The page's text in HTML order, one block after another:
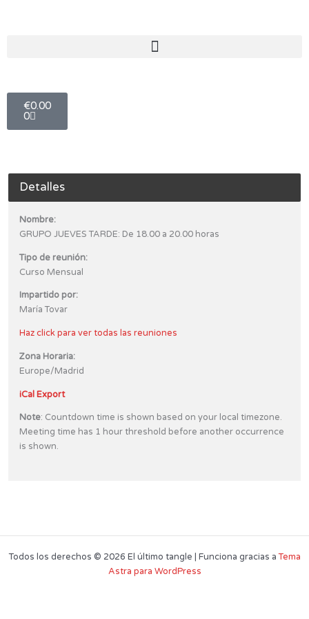
€0.00
0
Carro
Detalles
Nombre:
GRUPO JUEVES TARDE: De 18.00 a 20.00 horas
Tipo de reunión:
Curso Mensual
Impartido por:
María Tovar
Haz click para ver todas las reuniones
Zona Horaria:
Europe/Madrid
iCal Export
Note: Countdown time is shown based on your local timezone.
Meeting time has 1 hour threshold before another occurrence
is shown.
Todos los derechos © 2026 El último tangle | Funciona gracias aTema
Astra para WordPress